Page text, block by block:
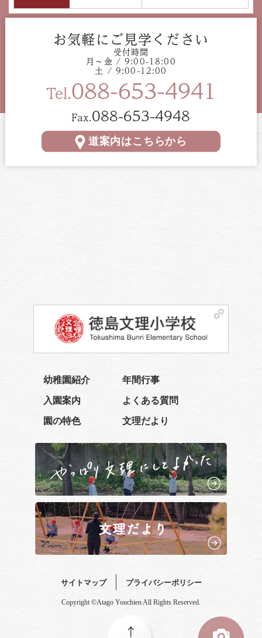
お気軽にご見学ください
受付時間
月〜金 / 9:00-18:00
土 / 9:00-12:00
Tel.088-653-4941
Fax.088-653-4948
道案内はこちらから
幼稚園紹介 年間行事
入園案内 よくある質問
園の特色 文理だより
サイトマップ プライバシーポリシー
Copyright ©Atago Youchien All Rights Reserved.